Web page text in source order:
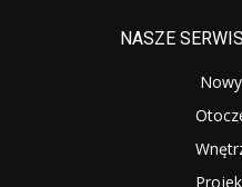
NASZE